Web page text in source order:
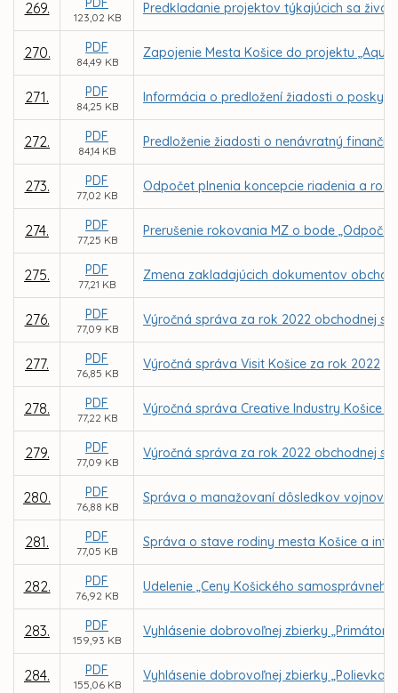
269.
123,02 KB
Predkladanie projektov týkajúcich sa
270. PDF
84,49 KB
Zapojenie Mesta Košice do projektu
271. PDF
84,25 KB
Informácia o predložení žiadosti o
272. PDF
84,14 KB
Predloženie žiadosti o nenávratný
273. PDF
77,02 KB
Odpočet plnenia koncepcie riadenia a
274. PDF
77,25 KB
Prerušenie rokovania MZ o bode
275. PDF
77,21 KB
Zmena zakladajúcich dokumentov
276. PDF
77,09 KB
Výročná správa za rok 2022 obchodnej
277. PDF
76,85 KB
Výročná správa Visit Košice za rok 2022
278. PDF
77,22 KB
Výročná správa Creative Industry Košice
279. PDF
77,09 KB
Výročná správa za rok 2022 obchodnej
280. PDF
76,88 KB
Správa o manažovaní dôsledkov
281. PDF
77,05 KB
Správa o stave rodiny mesta Košice a
282. PDF
76,92 KB
Udelenie „Ceny Košického samosprávneho
283. PDF
159,93 KB
Vyhlásenie dobrovoľnej zbierky
284. PDF
155,06 KB
Vyhlásenie dobrovoľnej zbierky „Polievka